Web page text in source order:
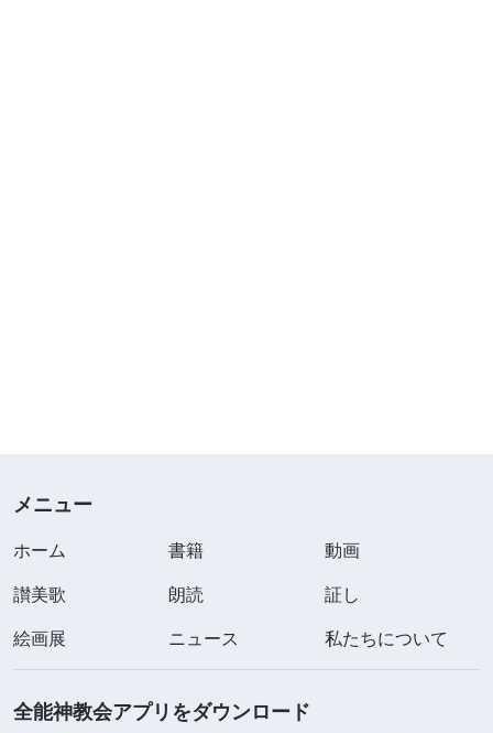
と。結局役職から外されたわ。その日、リーダーが
皆の評価を共有してくれました。兄弟姉妹が私を暴
に嫌われ、神にも拒絶されたドブネズミのような気
分です。どうしてこんなに落ちてしまったものかわ
た。「ああ、神様、私はいつも責任をもって教会の
メニュー
ホーム 書籍
動画
讃美歌
朗読
証し
絵画展
ニュース 私たちについて
全能神教会アプリをダウンロード